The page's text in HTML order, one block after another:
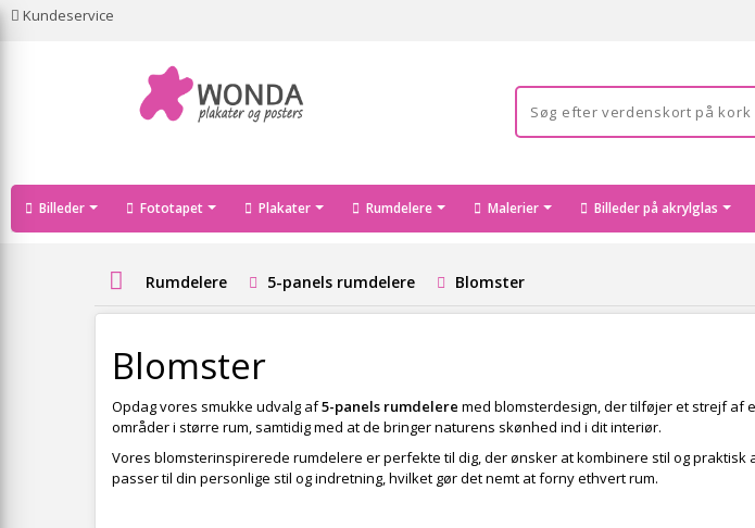
Kundeservice
Billeder Fototapet Plakater Rumdelere Malerier Billeder på akrylglas
Rumdelere 5-panels rumdelere Blomster
Blomster
Opdag vores smukke udvalg af5-panels rumdelere med blomsterdesign, der tilføjer et strejf af
områder i større rum, samtidig med at de bringer naturens skønhed ind i dit interiør.
Vores blomsterinspirerede rumdelere er perfekte til dig, der ønsker at kombinere stil og
passer til din personlige stil og indretning, hvilket gør det nemt at forny ethvert rum.